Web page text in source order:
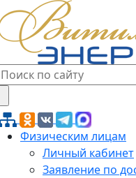
Физическим лицам
Личный кабинет
Заявление по